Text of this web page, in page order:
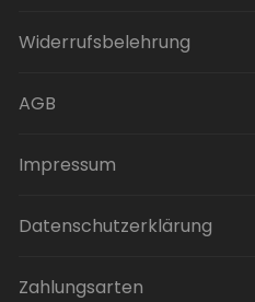
Widerrufsbelehrung
AGB
Impressum
Datenschutzerklärung
Zahlungsarten